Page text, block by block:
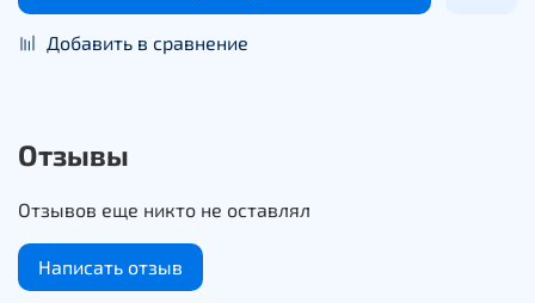
Добавить в сравнение
Отзывы
Отзывов еще никто не оставлял
Написать отзыв